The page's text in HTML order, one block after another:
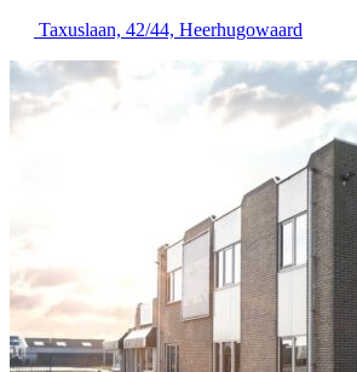
Taxuslaan, 42/44, Heerhugowaard